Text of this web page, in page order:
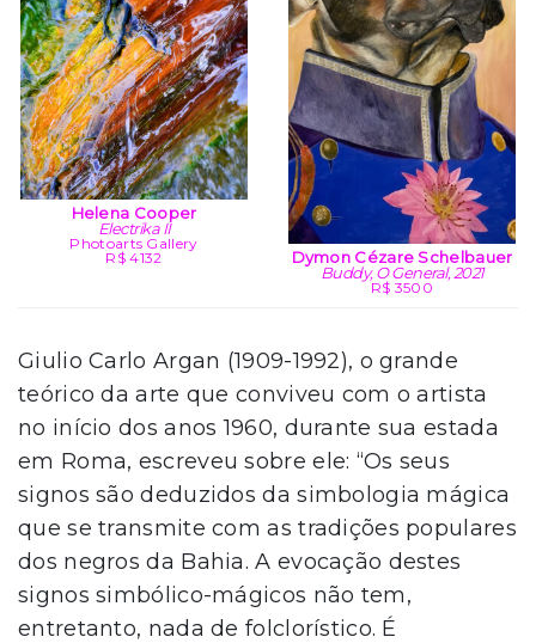
Helena Cooper
Electrika II
Photoarts Gallery
R$ 4132
Dymon Cézare Schelbauer
Buddy, O General, 2021
R$ 3500
Giulio Carlo Argan (1909-1992), o grande
teórico da arte que conviveu com o artista
no início dos anos 1960, durante sua estada
em Roma, escreveu sobre ele: “Os seus
signos são deduzidos da simbologia mágica
que se transmite com as tradições populares
dos negros da Bahia. A evocação destes
signos simbólico-mágicos não tem,
entretanto, nada de folclorístico. É